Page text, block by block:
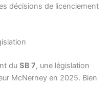
décisions de licenciement
duSB 7, une législation
McNerney en 2025. Bien